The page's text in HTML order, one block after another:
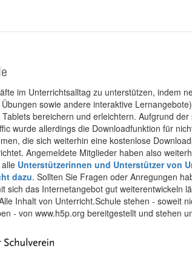
im Unterrichtsalltag zu unterstützen, indem
sowie andere interaktive
bereichern und erleichtern. Aufgrund
wurde allerdings die Downloadfunktion für
die sich weiterhin eine kostenlose
Angemeldete Mitglieder haben also
Unterstützerinnen und Unterstützer von
dazu. Sollten Sie Fragen oder Anregungen
das Internetangebot gut weiterentwickeln
Inhalt von Unterricht.Schule stehen - soweit
- von www.h5p.org bereitgestellt und stehen